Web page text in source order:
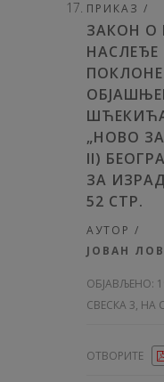
ПРИКАЗ /
ЗАКОН О
НАСЛЕЂЕ
„НОВО
II)
ЗА
52 СТР.
АУТОР /
ЈОВАН
ОБЈАВЉЕНО:
СВЕСКА 3, НА
ОТВОРИТЕ